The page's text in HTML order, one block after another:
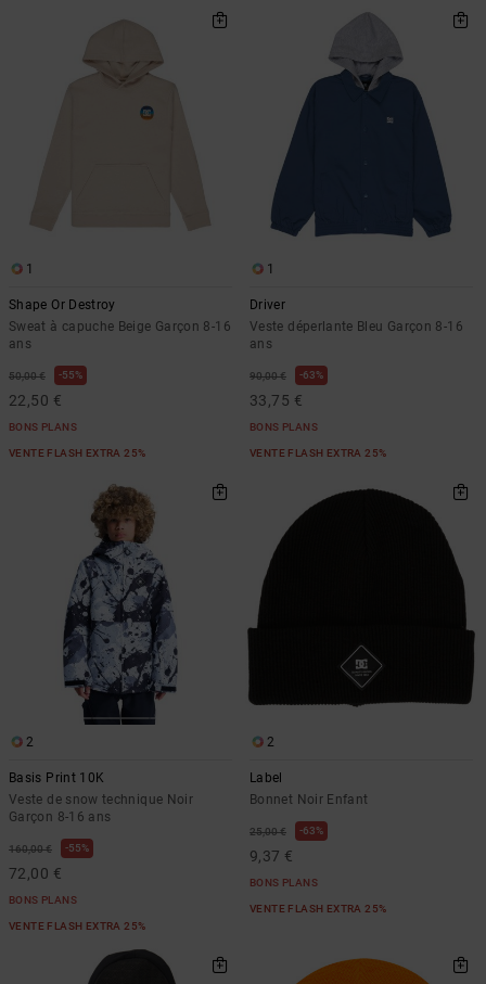
1
Shape Or Destroy
Sweat à capuche Beige Garçon 8-16
ans
50,00 € 55%
22,50 €
BONS PLANS
VENTE FLASH EXTRA 25%
1
Driver
Veste déperlante Bleu Garçon 8-16
ans
90,00 € 63%
33,75 €
BONS PLANS
VENTE FLASH EXTRA 25%
2
Basis Print 10K
Veste de snow technique Noir
Garçon 8-16 ans
160,00 € 55%
72,00 €
BONS PLANS
VENTE FLASH EXTRA 25%
2
Label
Bonnet Noir Enfant
25,00 € 63%
9,37 €
BONS PLANS
VENTE FLASH EXTRA 25%